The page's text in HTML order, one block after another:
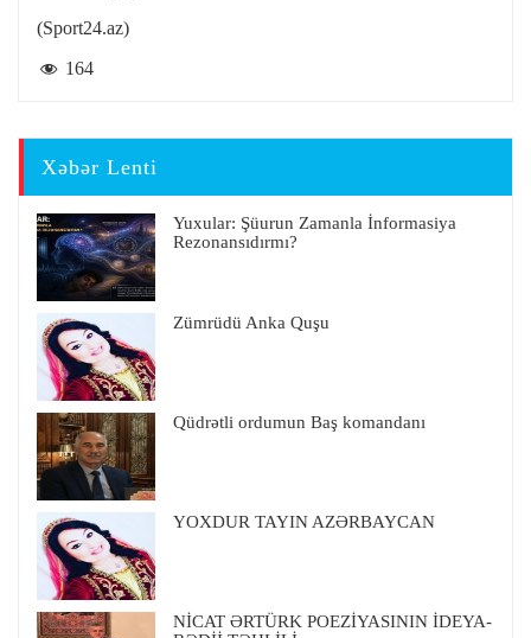
(Sport24.az)
164
Xəbər Lenti
Yuxular: Şüurun Zamanla İnformasiya
Rezonansıdırmı?
Zümrüdü Anka Quşu
Qüdrətli ordumun Baş komandanı
YOXDUR TAYIN AZƏRBAYCAN
NİCAT ƏRTÜRK POEZİYASININ İDEYA-